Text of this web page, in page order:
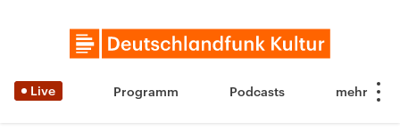
Live Programm Podcasts